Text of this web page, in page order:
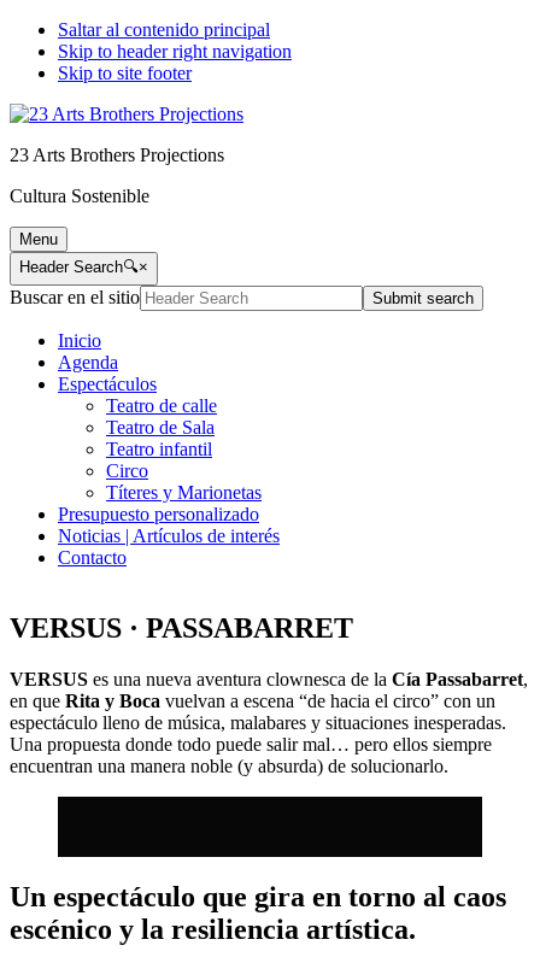
Saltar al contenido principal
Skip to header right navigation
Skip to site footer
23 Arts Brothers Projections
Cultura Sostenible
Menu
Header Search🔍×
Buscar en el sitio Submit search
Inicio
Agenda
Espectáculos
Teatro de calle
Teatro de Sala
Teatro infantil
Circo
Títeres y Marionetas
Presupuesto personalizado
Noticias | Artículos de interés
Contacto
VERSUS · PASSABARRET
VERSUS es una nueva aventura clownesca de la Cía Passabarret,
en que Rita y Boca vuelvan a escena “de hacia el circo” con un
espectáculo lleno de música, malabares y situaciones inesperadas.
Una propuesta donde todo puede salir mal… pero ellos siempre
encuentran una manera noble (y absurda) de solucionarlo.
Un espectáculo que gira en torno al caos
escénico y la resiliencia artística.